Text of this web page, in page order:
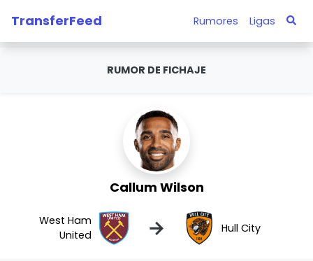
TransferFeed Rumores Ligas
RUMOR DE FICHAJE
Callum Wilson
West Ham
United
→ Hull City